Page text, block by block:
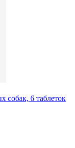
собак, 6 таблеток